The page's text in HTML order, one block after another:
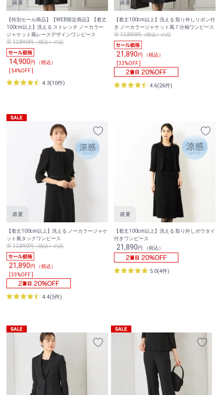
【特別セール商品】【WEB限定商品】【着丈
100cm以上】洗える ストレッチ ノーカラー
ジャケット風レースデザインワンピース
32,890円（税込）の品
14,900円 （税込）
[ 54%OFF ]
4.3(10件)
【着丈100cm以上】洗える 取り外しリボン付
き ノーカラージャケット風７分袖ワンピース
32,890円（税込）の品
21,890円 （税込）
[ 33%OFF ]
4.6(26件)
【着丈100cm以上】洗える ノーカラージャケ
ット風タックワンピース
32,890円（税込）の品
21,890円 （税込）
[ 33%OFF ]
4.4(5件)
【着丈100cm以上】洗える 取り外しボウタイ
付きワンピース
21,890円 （税込）
5.0(4件)